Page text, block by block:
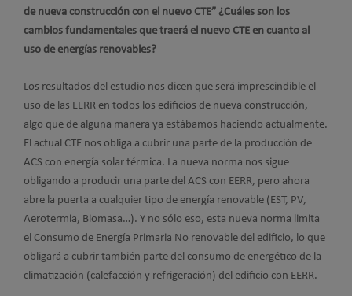
de nueva construcción con el nuevo CTE” ¿Cuáles son los
cambios fundamentales que traerá el nuevo CTE en cuanto al
uso de energías renovables?
Los resultados del estudio nos dicen que será imprescindible el
uso de las EERR en todos los edificios de nueva construcción,
algo que de alguna manera ya estábamos haciendo actualmente.
El actual CTE nos obliga a cubrir una parte de la producción de
ACS con energía solar térmica. La nueva norma nos sigue
obligando a producir una parte del ACS con EERR, pero ahora
abre la puerta a cualquier tipo de energía renovable (EST, PV,
Aerotermia, Biomasa…). Y no sólo eso, esta nueva norma limita
el Consumo de Energía Primaria No renovable del edificio, lo que
obligará a cubrir también parte del consumo de energético de la
climatización (calefacción y refrigeración) del edificio con EERR.